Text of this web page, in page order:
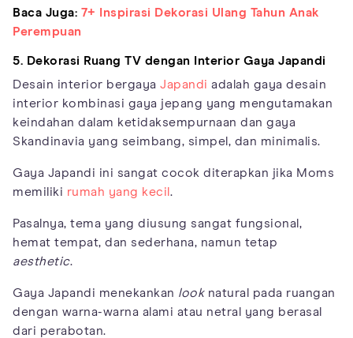
Baca Juga: 7+ Inspirasi Dekorasi Ulang Tahun Anak
Perempuan
5. Dekorasi Ruang TV dengan Interior Gaya Japandi
Desain interior bergaya Japandi adalah gaya desain
interior kombinasi gaya jepang yang mengutamakan
keindahan dalam ketidaksempurnaan dan gaya
Skandinavia yang seimbang, simpel, dan minimalis.
Gaya Japandi ini sangat cocok diterapkan jika Moms
memiliki rumah yang kecil .
Pasalnya, tema yang diusung sangat fungsional,
hemat tempat, dan sederhana, namun tetap
aesthetic.
Gaya Japandi menekankan looknatural pada ruangan
dengan warna-warna alami atau netral yang berasal
dari perabotan.